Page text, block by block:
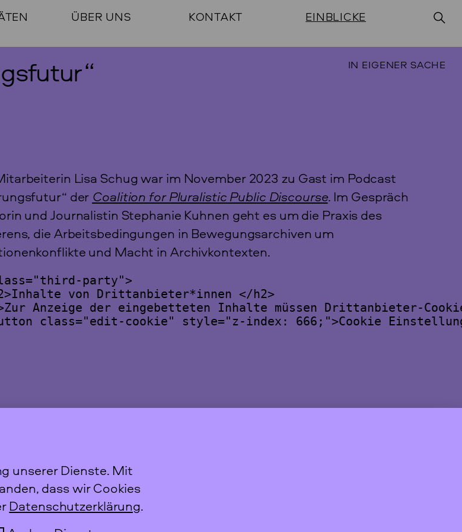
ÜBER UNS KONTAKT EINBLICKE
IN EIGENER SACHE
Lisa Schug war im November 2023 zu Gast im Podcast
der Coalition for Pluralistic Public Discourse. Im Gespräch
und Journalistin Stephanie Kuhnen geht es um die Praxis des
die Arbeitsbedingungen in Bewegungsarchiven um
und Macht in Archivkontexten.
party">
von Drittanbieter*innen </h2>
Anzeige der eingebetteten Inhalte müssen Drittanbieter-
class="edit-cookie" style="z-index: 666;">Cookie
unserer Dienste. Mit
dass wir Cookies
Datenschutzerklärung.